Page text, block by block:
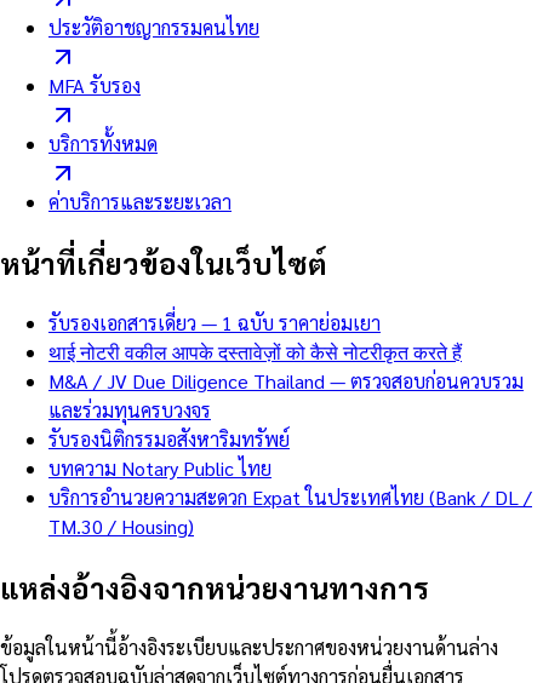
ประวัติอาชญากรรมคนไทย
MFA รับรอง
บริการทั้งหมด
ค่าบริการและระยะเวลา
หน้าที่เกี่ยวข้องในเว็บไซต์
รับรองเอกสารเดี่ยว — 1 ฉบับ ราคาย่อมเยา
थाई नोटरी वकील आपके दस्तावेज़ों को कैसे नोटरीकृत करते हैं
M&A / JV Due Diligence Thailand — ตรวจสอบก่อนควบรวม
และร่วมทุนครบวงจร
รับรองนิติกรรมอสังหาริมทรัพย์
บทความ Notary Public ไทย
บริการอำนวยความสะดวก Expat ในประเทศไทย (Bank / DL /
TM.30 / Housing)
แหล่งอ้างอิงจากหน่วยงานทางการ
ข้อมูลในหน้านี้อ้างอิงระเบียบและประกาศของหน่วยงานด้านล่าง
โปรดตรวจสอบฉบับล่าสุดจากเว็บไซต์ทางการก่อนยื่นเอกสาร